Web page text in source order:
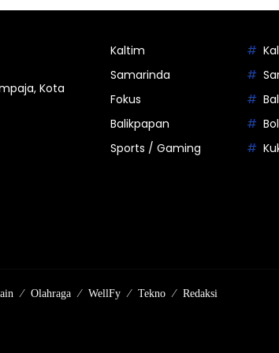
Kota
Kaltim
Samarinda
Fokus
Balikpapan
Sports / Gaming
Olahraga WellFy Tekno Redaksi